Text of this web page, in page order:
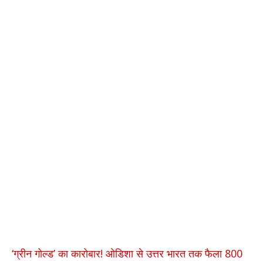
‘ग्रीन गोल्ड’ का कारोबार! ओडिशा से उत्तर भारत तक फैला 800